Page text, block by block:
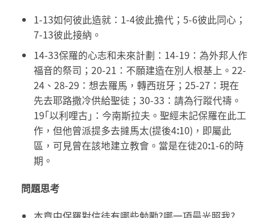
1-13如何彼此造就：1-4彼此擔代；5-6彼此同心；
7-13彼此接納。
14-33保羅的心志和未來計劃：14-19：為外邦人作
福音的祭司；20-21：不願建造在別人根基上。22-
24、28-29：想去羅馬，轉西班牙；25-27：現在
先去耶路撒冷供給聖徒；30-33：請為行蹤代禱。
19｢以利哩古｣：今南斯拉夫。聖經未記保羅在此工
作，但他曾派提多去撻馬太(提後4:10)，即屬此
區，可見曾在該地建立教會。當是在徒20:1-6的時
期。
問題思考